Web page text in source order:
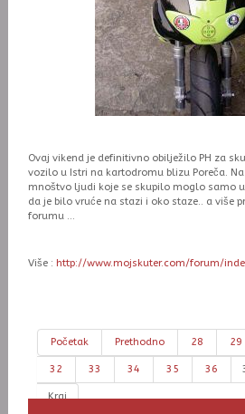
Ovaj vikend je definitivno obilježilo PH za
vozilo u Istri na kartodromu blizu Poreča.
mnoštvo ljudi koje se skupilo moglo samo
da je bilo vruće na stazi i oko staze.. a više
forumu ...
Više : http://www.mojskuter.com/forum/
Početak Prethodno 28 29
32 33 34 35 36
Kraj